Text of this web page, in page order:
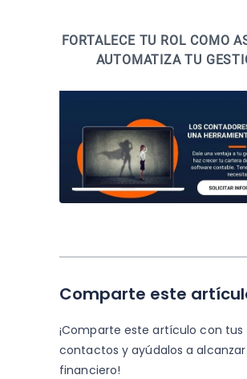
FORTALECE TU ROL COMO
AUTOMATIZA TU
Comparte este
¡Comparte este artículo con tus
contactos y ayúdalos a
financiero!